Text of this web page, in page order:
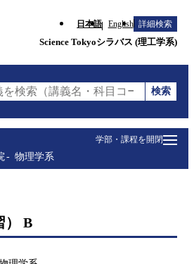
日本語 English 詳細検索
Science Tokyoシラバス (理工学系)
検索（講義名・科目コード・担当教
検索
学部・課程を開閉
物理学系
） B